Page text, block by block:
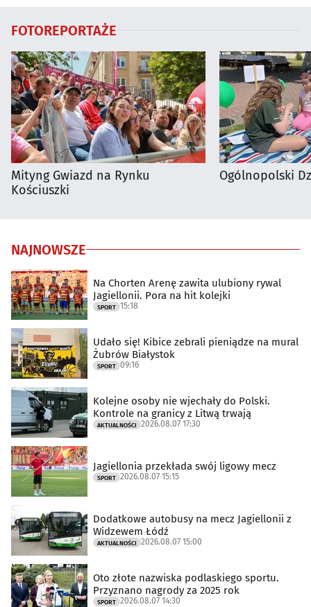
FOTOREPORTAŻE
Mityng Gwiazd na Rynku
Kościuszki
Ogólnopolski
NAJNOWSZE
Na Chorten Arenę zawita ulubiony rywal
Jagiellonii. Pora na hit kolejki
SPORT 15:18
Udało się! Kibice zebrali pieniądze na mural
Żubrów Białystok
SPORT 09:16
Kolejne osoby nie wjechały do Polski.
Kontrole na granicy z Litwą trwają
AKTUALNOŚCI 2026.08.07 17:30
Jagiellonia przekłada swój ligowy mecz
SPORT 2026.08.07 15:15
Dodatkowe autobusy na mecz Jagiellonii z
Widzewem Łódź
AKTUALNOŚCI 2026.08.07 15:00
Oto złote nazwiska podlaskiego sportu.
Przyznano nagrody za 2025 rok
SPORT 2026.08.07 14:30